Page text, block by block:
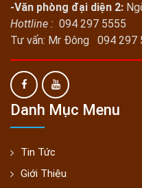
-Văn phòng đại diện 2:
Hottline : 094 297 5555
Tư vấn: Mr Đông 094 297
Danh Mục Menu
Tin Tức
Giới Thiệu